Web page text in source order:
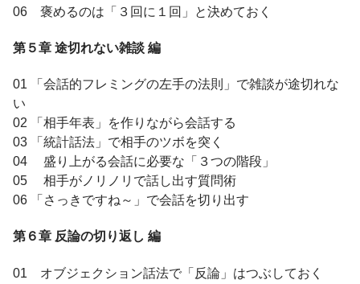
06 褒めるのは「３回に１回」と決めておく
第５章 途切れない雑談 編
01 「会話的フレミングの左手の法則」で雑談が途切れな
い
02 「相手年表」を作りながら会話する
03 「統計話法」で相手のツボを突く
04 盛り上がる会話に必要な「３つの階段」
05 相手がノリノリで話し出す質問術
06 「さっきですね～」で会話を切り出す
第６章 反論の切り返し 編
01 オブジェクション話法で「反論」はつぶしておく